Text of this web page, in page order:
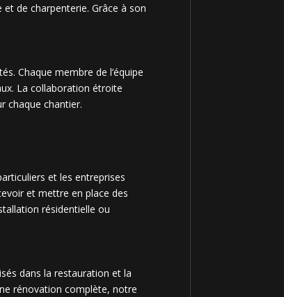
et de charpenterie. Grâce à son
Chaque membre de l’équipe
La collaboration étroite
chaque chantier.
et les entreprises
et mettre en place des
résidentielle ou
dans la restauration et la
rénovation complète, notre